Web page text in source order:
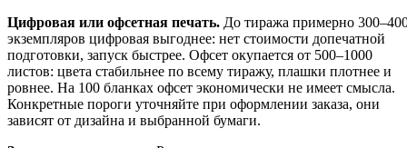
Цифровая или офсетная печать. До тиража примерно
экземпляров цифровая выгоднее: нет стоимости допечатной
подготовки, запуск быстрее. Офсет окупается от 500–1000
листов: цвета стабильнее по всему тиражу, плашки плотнее и
ровнее. На 100 бланках офсет экономически не имеет смысла.
Конкретные пороги уточняйте при оформлении заказа, они
зависят от дизайна и выбранной бумаги.